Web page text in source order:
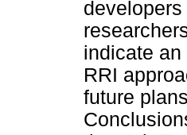
developers
indicate
RRI
future